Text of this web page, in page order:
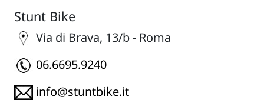
Stunt Bike
Via di Brava, 13/b - Roma
06.6695.9240
info@stuntbike.it